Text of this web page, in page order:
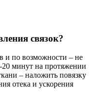
связок?
и по возможности – не
20 минут на протяжении
– наложить повязку
отека и ускорения